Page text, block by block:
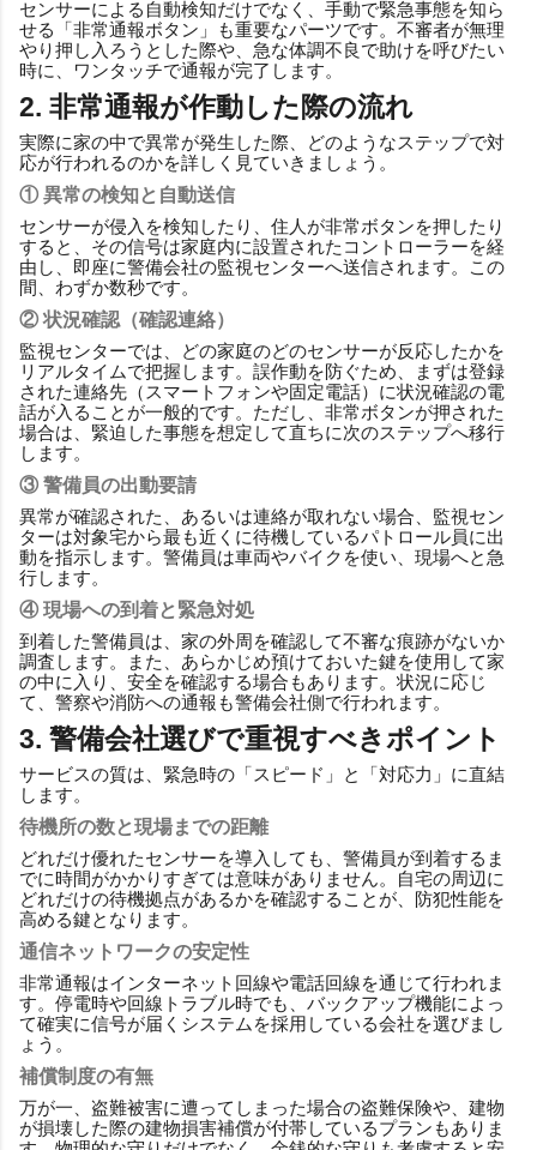
センサーによる自動検知だけでなく、手動で緊急事態を知ら
せる「非常通報ボタン」も重要なパーツです。不審者が無理
やり押し入ろうとした際や、急な体調不良で助けを呼びたい
時に、ワンタッチで通報が完了します。
2. 非常通報が作動した際の流れ
実際に家の中で異常が発生した際、どのようなステップで対
応が行われるのかを詳しく見ていきましょう。
① 異常の検知と自動送信
センサーが侵入を検知したり、住人が非常ボタンを押したり
すると、その信号は家庭内に設置されたコントローラーを経
由し、即座に警備会社の監視センターへ送信されます。この
間、わずか数秒です。
② 状況確認（確認連絡）
監視センターでは、どの家庭のどのセンサーが反応したかを
リアルタイムで把握します。誤作動を防ぐため、まずは登録
された連絡先（スマートフォンや固定電話）に状況確認の電
話が入ることが一般的です。ただし、非常ボタンが押された
場合は、緊迫した事態を想定して直ちに次のステップへ移行
します。
③ 警備員の出動要請
異常が確認された、あるいは連絡が取れない場合、監視セン
ターは対象宅から最も近くに待機しているパトロール員に出
動を指示します。警備員は車両やバイクを使い、現場へと急
行します。
④ 現場への到着と緊急対処
到着した警備員は、家の外周を確認して不審な痕跡がないか
調査します。また、あらかじめ預けておいた鍵を使用して家
の中に入り、安全を確認する場合もあります。状況に応じ
て、警察や消防への通報も警備会社側で行われます。
3. 警備会社選びで重視すべきポイント
サービスの質は、緊急時の「スピード」と「対応力」に直結
します。
待機所の数と現場までの距離
どれだけ優れたセンサーを導入しても、警備員が到着するま
でに時間がかかりすぎては意味がありません。自宅の周辺に
どれだけの待機拠点があるかを確認することが、防犯性能を
高める鍵となります。
通信ネットワークの安定性
非常通報はインターネット回線や電話回線を通じて行われま
す。停電時や回線トラブル時でも、バックアップ機能によっ
て確実に信号が届くシステムを採用している会社を選びまし
ょう。
補償制度の有無
万が一、盗難被害に遭ってしまった場合の盗難保険や、建物
が損壊した際の建物損害補償が付帯しているプランもありま